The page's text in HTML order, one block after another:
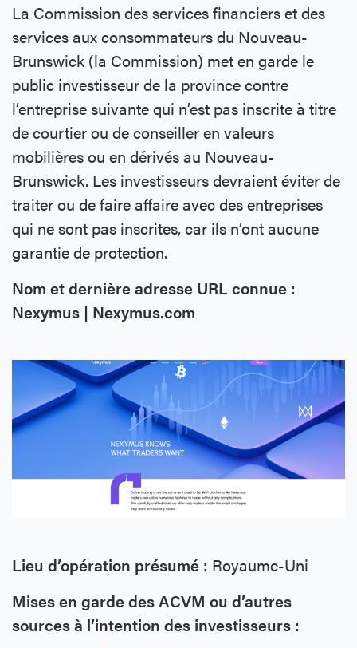
La Commission des services financiers et des
services aux consommateurs du Nouveau-
Brunswick (la Commission) met en garde le
public investisseur de la province contre
l’entreprise suivante qui n’est pas inscrite à titre
de courtier ou de conseiller en valeurs
mobilières ou en dérivés au Nouveau-
Brunswick. Les investisseurs devraient éviter de
traiter ou de faire affaire avec des entreprises
qui ne sont pas inscrites, car ils n’ont aucune
garantie de protection.
Nom et dernière adresse URL connue :
Nexymus | Nexymus.com
Lieu d’opération présumé : Royaume-Uni
Mises en garde des ACVM ou d’autres
sources à l’intention des investisseurs :